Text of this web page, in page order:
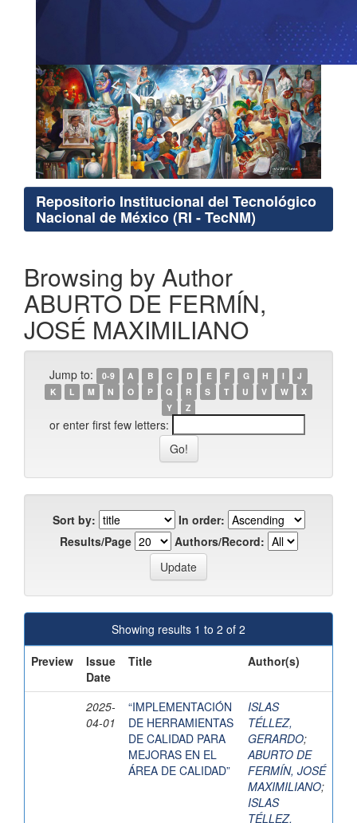
Repositorio Institucional del Tecnológico
Nacional de México (RI - TecNM)
Browsing by Author
ABURTO DE FERMÍN,
JOSÉ MAXIMILIANO
Jump to: 0-9 A B C D E F G H I
J
K
L M N O P Q R S T U V W
X
Y
Z
or enter first few letters:
Sort by:
In order:
Results/Page
Authors/Record:
Showing results 1 to 2 of 2
Preview
Issue
Date
Title Author(s)
2025-
04-01
“IMPLEMENTACIÓN
DE HERRAMIENTAS
DE CALIDAD PARA
MEJORAS EN EL
ÁREA DE CALIDAD”
ISLAS
TÉLLEZ,
GERARDO;
ABURTO DE
FERMÍN, JOSÉ
MAXIMILIANO;
ISLAS
TÉLLEZ,